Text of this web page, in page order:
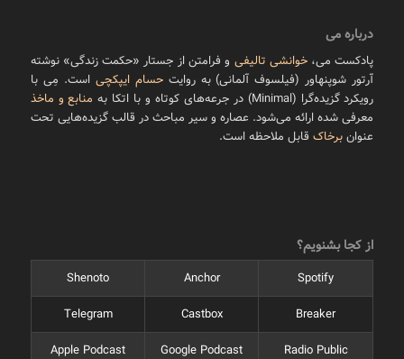
درباره می
پادکست می،خوانشی تالیفی و فرامتن از جستار «حکمت زندگی» نوشته
آرتور شوپنهاور (فیلسوف آلمانی) به روایتحسام ایپکچی است. مِی با
رویکرد گزیده‌گرا (Minimal) در جرعه‌های کوتاه و با اتکا به
منابع و ماخذ
معرفی شده ارائه می‌شود. عصاره و سیر مباحث در قالب گزیده‌هایی تحت
عنوانبرخاکقابل ملاحظه است.
از کجا بشنویم؟
Spotify
Anchor
Shenoto
Breaker
Castbox
Telegram
Radio Public
Google Podcast
Apple Podcast